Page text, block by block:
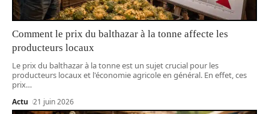
Comment le prix du balthazar à la tonne affecte les
producteurs locaux
Le prix du balthazar à la tonne est un sujet crucial pour les
producteurs locaux et l'économie agricole en général. En effet, ces
prix…
Actu 21 juin 2026